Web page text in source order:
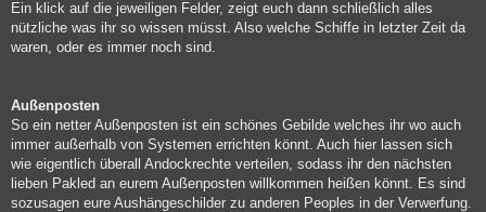
Ein klick auf die jeweiligen Felder, zeigt euch dann schließlich alles
nützliche was ihr so wissen müsst. Also welche Schiffe in letzter Zeit da
waren, oder es immer noch sind.
Außenposten
So ein netter Außenposten ist ein schönes Gebilde welches ihr wo auch
immer außerhalb von Systemen errichten könnt. Auch hier lassen sich
wie eigentlich überall Andockrechte verteilen, sodass ihr den nächsten
lieben Pakled an eurem Außenposten willkommen heißen könnt. Es sind
sozusagen eure Aushängeschilder zu anderen Peoples in der Verwerfung.